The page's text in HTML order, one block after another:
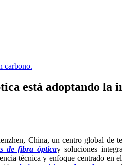
carbono.
está adoptando la
China, un centro global de
de fibra ópticay soluciones
técnica y enfoque centrado en